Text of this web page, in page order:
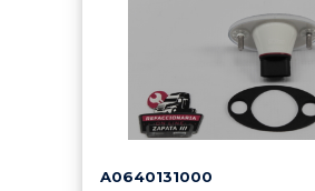
A0640131000